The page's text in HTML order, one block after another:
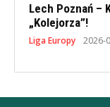
Lech Poznań –
„Kolejorza”!
Liga Europy 2026-